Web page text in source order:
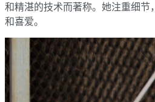
和精湛的技术而著称。她注重细
和喜爱。